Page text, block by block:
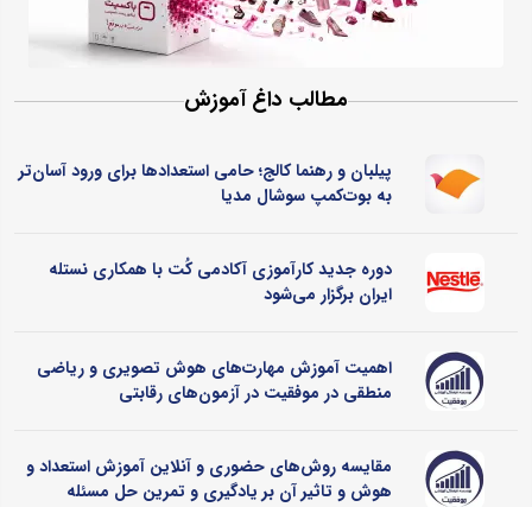
مطالب داغ آموزش
پیلبان و رهنما کالج؛ حامی استعدادها برای ورود آسان‌تر
به بوت‌کمپ سوشال مدیا
دوره جدید کارآموزی آکادمی کُت با همکاری نستله
ایران برگزار می‌شود
اهمیت آموزش مهارت‌های هوش تصویری و ریاضی
منطقی در موفقیت در آزمون‌های رقابتی
مقایسه روش‌های حضوری و آنلاین آموزش استعداد و
هوش و تاثیر آن بر یادگیری و تمرین حل مسئله